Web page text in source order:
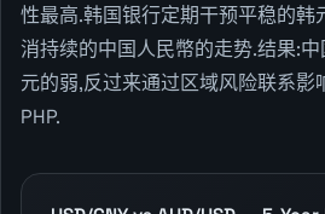
性最高.韩国银行定期干预平稳的韩
消持续的中国人民幣的走势.结果:
元的弱,反过来通过区域风险联系影
PHP.